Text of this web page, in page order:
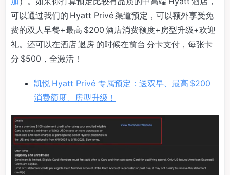
可以通过我们的 Hyatt Privé 渠道预定，可以额外享受免
费的双人早餐+最高 $200 酒店消费额度+房型升级+欢迎
礼。还可以在酒店 退房 的时候在前台 分卡支付，每张卡
分 $500，全激活！
凯悦 Hyatt Privé 专属预定：送双早、最高 $200
消费额度、房型升级！